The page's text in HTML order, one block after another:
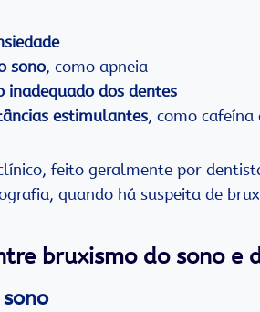
sono, como apneia
inadequado dos dentes
estimulantes, como cafeína
feito geralmente por
quando há suspeita de
bruxismo do sono e